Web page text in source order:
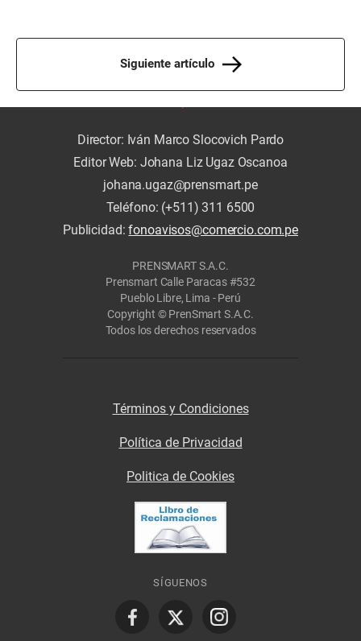
Siguiente artículo
Director: Iván Marco Slocovich Pardo
Editor Web: Johana Liz Ugaz Oscanoa
johana.ugaz@prensmart.pe
Teléfono: (+511) 311 6500
Publicidad:fonoavisos@comercio.com.pe
PRENSMART S.A.C.
Prensmart Calle Paracas #532
Pueblo Libre, Lima - Perú
Copyright © PrenSmart S.A.C.
Todos los derechos reservados
Términos y Condiciones
Política de Privacidad
Politica de Cookies
SÍGUENOS